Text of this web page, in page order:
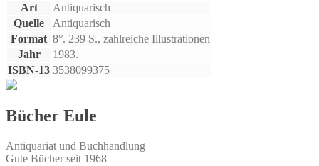
Art
Antiquarisch
Quelle
Antiquarisch
Format 8°. 239 S., zahlreiche Illustrationen
Jahr
1983.
ISBN-13 3538099375
Bücher Eule
Antiquariat und Buchhandlung
Gute Bücher seit 1968